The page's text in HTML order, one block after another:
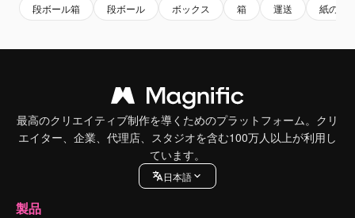
段ボール箱 段ボール ボックス 箱 運送 紙の質
最高のクリエイティブ制作を導くためのプラットフォーム。クリ
エイター、企業、代理店、スタジオを含む100万人以上が利用し
ています。
日本語
製品